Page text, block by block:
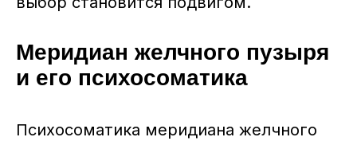
Меридиан желчного пузыря
и его психосоматика
Психосоматика меридиана желчного